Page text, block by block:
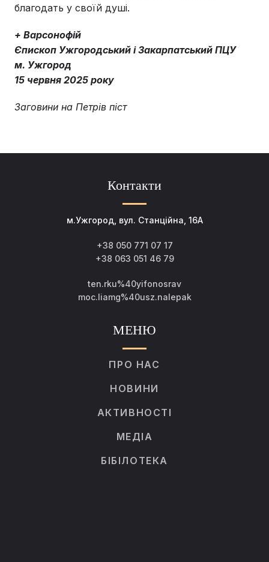
благодать у своїй душі.
+ Варсонофій
Єпископ Ужгородський і Закарпатський ПЦУ
м. Ужгород
15 червня 2025 року
Заговини на Петрів піст
Контакти
м.Ужгород, вул. Станційна, 16А
+38 050 771 07 17
+38 063 051 46 79
ten.rku%40yifonosrav
moc.liamg%40usz.nalepak
МЕНЮ
ПРО НАС
НОВИНИ
АКТИВНОСТІ
МЕДІА
БІБІЛОТЕКА